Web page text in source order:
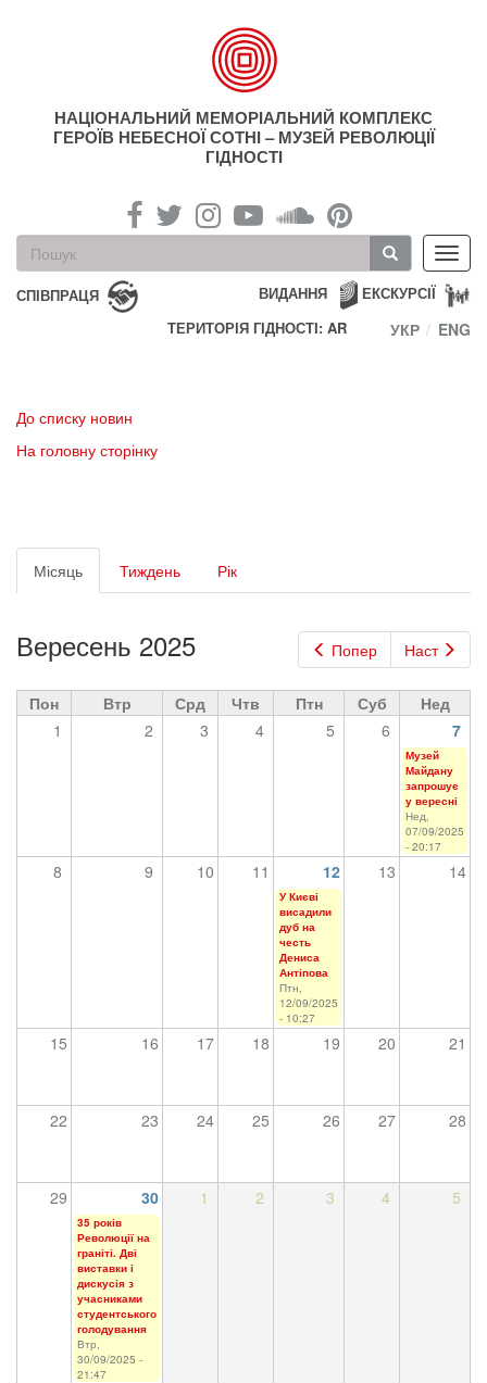
НАЦІОНАЛЬНИЙ МЕМОРІАЛЬНИЙ КОМПЛЕКС
ГЕРОЇВ НЕБЕСНОЇ СОТНІ – МУЗЕЙ РЕВОЛЮЦІЇ
ГІДНОСТІ
Пошукова
форма
Пошук
СПІВПРАЦЯ ЕКСКУРСІЇ
ВИДАННЯ
ТЕРИТОРІЯ ГІДНОСТІ: AR
УКР ENG
До списку новин
На головну сторінку
Первинні
вкладки
Місяць (активна
вкладка)
Тиждень Рік
Попер Наст
Вересень 2025
Пон Втр Срд Чтв Птн Суб
Нед
1
2 3 4 5 6 7
Музей
Майдану
запрошує
у вересні
Нед,
07/09/2025
- 20:17
8 9 10 11 12 13 14
У Києві
висадили
дуб на
честь
Дениса
Антіпова
Птн,
12/09/2025
- 10:27
15 16 17 18 19 20 21
22 23 24 25 26 27 28
29 30 1 2 3 4 5
35 років
Революції на
граніті. Дві
виставки і
дискусія з
учасниками
студентського
голодування
Втр,
30/09/2025 -
21:47